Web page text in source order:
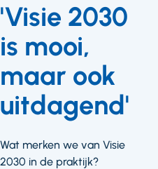
'Visie 2030
is mooi,
maar ook
uitdagend'
Wat merken we van Visie
2030 in de praktijk?